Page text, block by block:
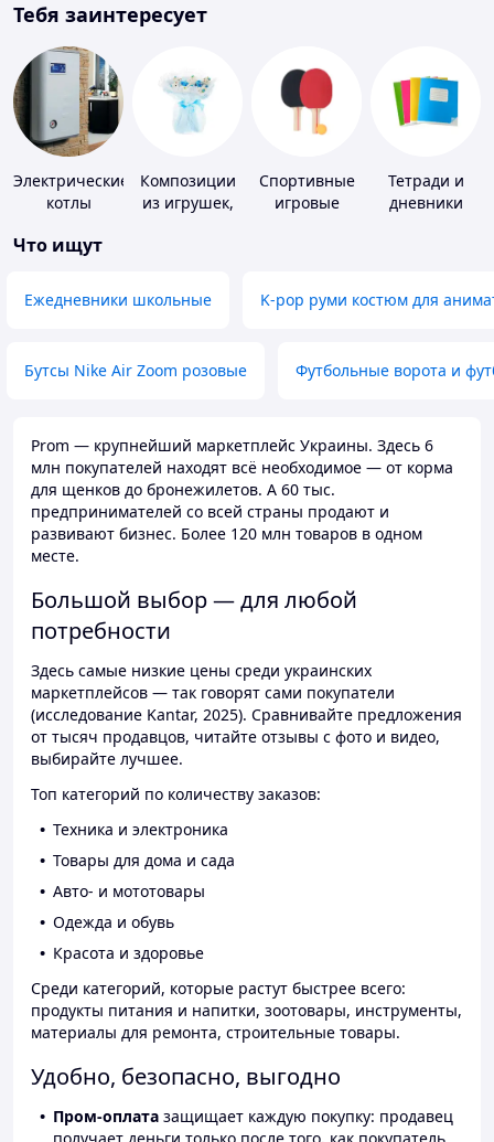
Тебя заинтересует
Электрические
котлы
Композиции
из игрушек,
Спортивные
игровые
Тетради и
дневники
Что ищут
Ежедневники школьные K-pop руми костюм для
Бутсы Nike Air Zoom розовые Футбольные ворота и
Prom — крупнейший маркетплейс Украины. Здесь 6
млн покупателей находят всё необходимое — от корма
для щенков до бронежилетов. А 60 тыс.
предпринимателей со всей страны продают и
развивают бизнес. Более 120 млн товаров в одном
месте.
Большой выбор — для любой
потребности
Здесь самые низкие цены среди украинских
маркетплейсов — так говорят сами покупатели
(исследование Kantar, 2025). Сравнивайте предложения
от тысяч продавцов, читайте отзывы с фото и видео,
выбирайте лучшее.
Топ категорий по количеству заказов:
Техника и электроника
Товары для дома и сада
Авто- и мототовары
Одежда и обувь
Красота и здоровье
Среди категорий, которые растут быстрее всего:
продукты питания и напитки, зоотовары, инструменты,
материалы для ремонта, строительные товары.
Удобно, безопасно, выгодно
Пром-оплата защищает каждую покупку: продавец